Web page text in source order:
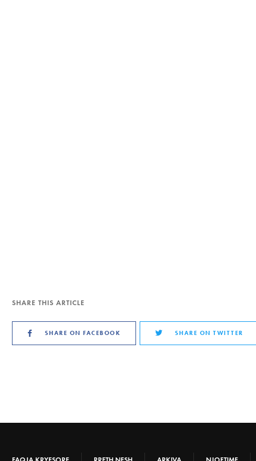
SHARE THIS ARTICLE
SHARE ON FACEBOOK SHARE ON TWITTER
FAQJA KRYESORE RRETH NESH ARKIVA NJOFTIME